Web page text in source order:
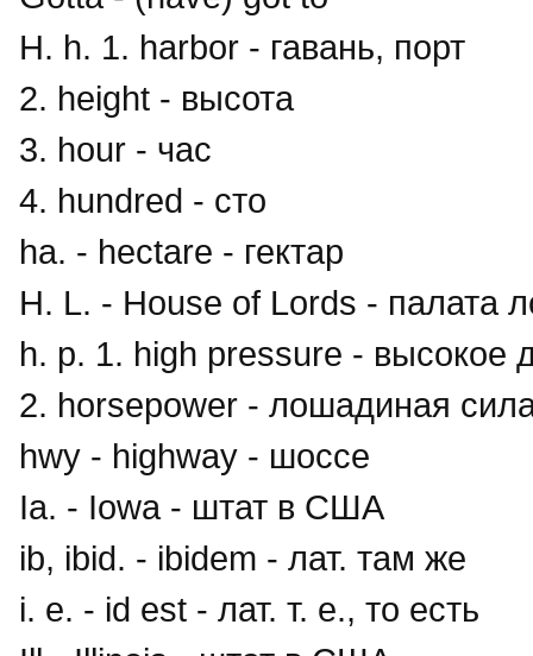
H. h. 1. harbor - гавань, порт
2. height - высота
3. hour - час
4. hundred - сто
ha. - hectare - гектар
H. L. - House of Lords - палата
h. p. 1. high pressure - высокое
2. horsepower - лошадиная
hwy - highway - шоссе
Ia. - Iowa - штат в США
ib, ibid. - ibidem - лат. там же
i. e. - id est - лат. т. е., то есть